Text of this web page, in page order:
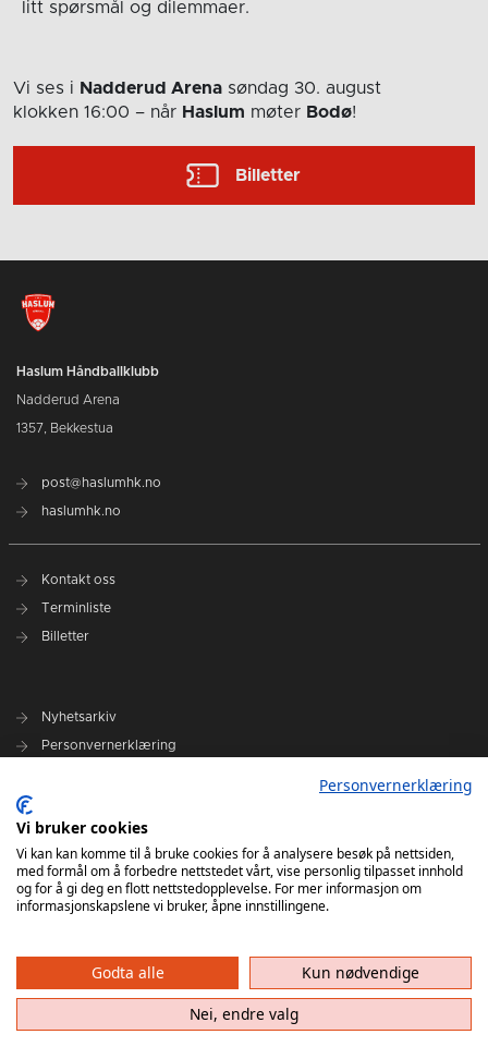
litt spørsmål og dilemmaer.
Vi ses i Nadderud Arena søndag 30. august
klokken 16:00 – når Haslum møter Bodø!
Billetter
Haslum Håndballklubb
Nadderud Arena
1357, Bekkestua
post@haslumhk.no
haslumhk.no
Kontakt oss
Terminliste
Billetter
Nyhetsarkiv
Personvernerklæring
Personvernerklæring
Vi bruker cookies
Vi kan kan komme til å bruke cookies for å analysere besøk på nettsiden,
med formål om å forbedre nettstedet vårt, vise personlig tilpasset innhold
og for å gi deg en flott nettstedopplevelse. For mer informasjon om
informasjonskapslene vi bruker, åpne innstillingene.
Godta alle
Kun nødvendige
Nei, endre valg